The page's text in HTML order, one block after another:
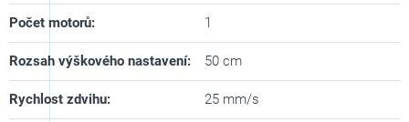
Počet motorů: 1
Rozsah výškového nastavení: 50 cm
Rychlost zdvihu: 25 mm/s